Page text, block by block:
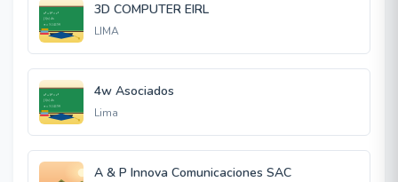
3D COMPUTER EIRL
LIMA
4w Asociados
Lima
A & P Innova Comunicaciones SAC